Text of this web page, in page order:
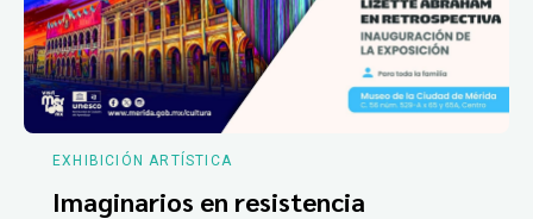
EXHIBICIÓN ARTÍSTICA
Imaginarios en resistencia